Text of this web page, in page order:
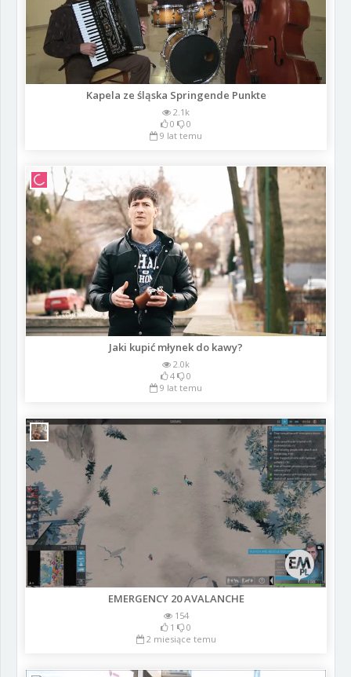
Kapela ze śląska Springende Punkte
2.1k
0
0
9 lat temu
Jaki kupić młynek do kawy?
2.0k
4
0
9 lat temu
EMERGENCY 20 AVALANCHE
154
1
0
2 miesiące temu